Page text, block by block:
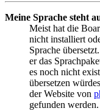
Meine Sprache steht
Meist hat die
nicht installiert
Sprache
er das
es noch nicht
übersetzen
der Website von
gefunden werden.